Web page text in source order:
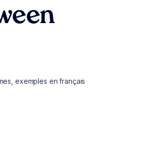
exemples en français